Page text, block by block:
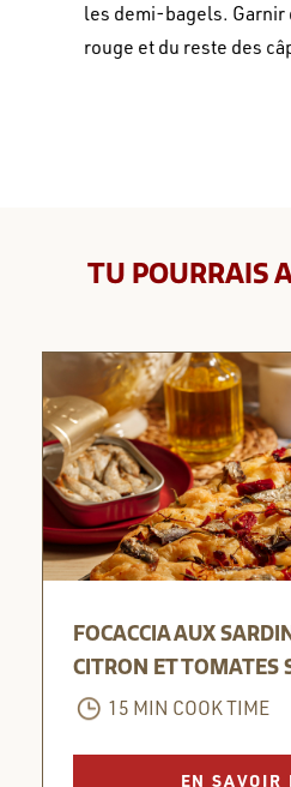
les demi-bagels. Garnir
rouge et du reste des
TU POURRAIS
FOCACCIA AUX
CITRON ET TOMATES
15 MIN COOK TIME
EN SAVOIR